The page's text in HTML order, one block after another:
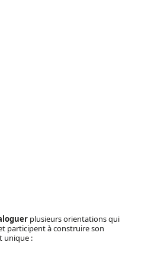
plusieurs orientations qui
et participent à construire son
unique :